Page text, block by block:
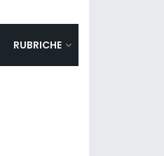
RUBRICHE